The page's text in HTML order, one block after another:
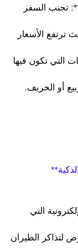
تجنب السفر
ترتفع الأسعار
التي تكون فيها
أو الخريف.
التي
لتذاكر الطيران